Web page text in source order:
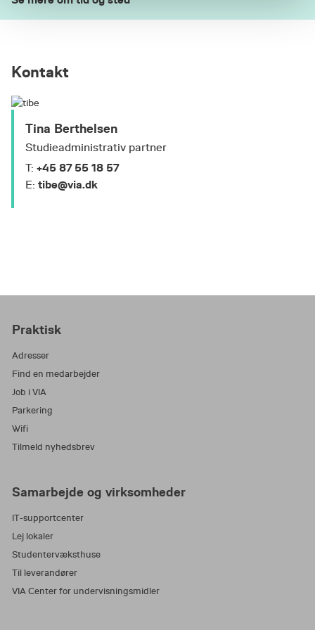
Kontakt
Tina Berthelsen
Studieadministrativ partner
T: +45 87 55 18 57
E: tibe@via.dk
Praktisk
Adresser
Find en medarbejder
Job i VIA
Parkering
Wifi
Tilmeld nyhedsbrev
Samarbejde og virksomheder
IT-supportcenter
Lej lokaler
Studentervæksthuse
Til leverandører
VIA Center for undervisningsmidler